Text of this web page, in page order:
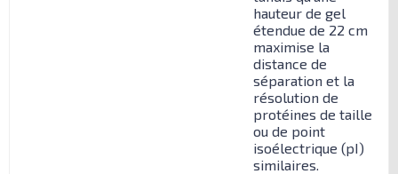
hauteur de gel
étendue de 22 cm
maximise la
distance de
séparation et la
résolution de
protéines de taille
ou de point
isoélectrique (pI)
similaires.